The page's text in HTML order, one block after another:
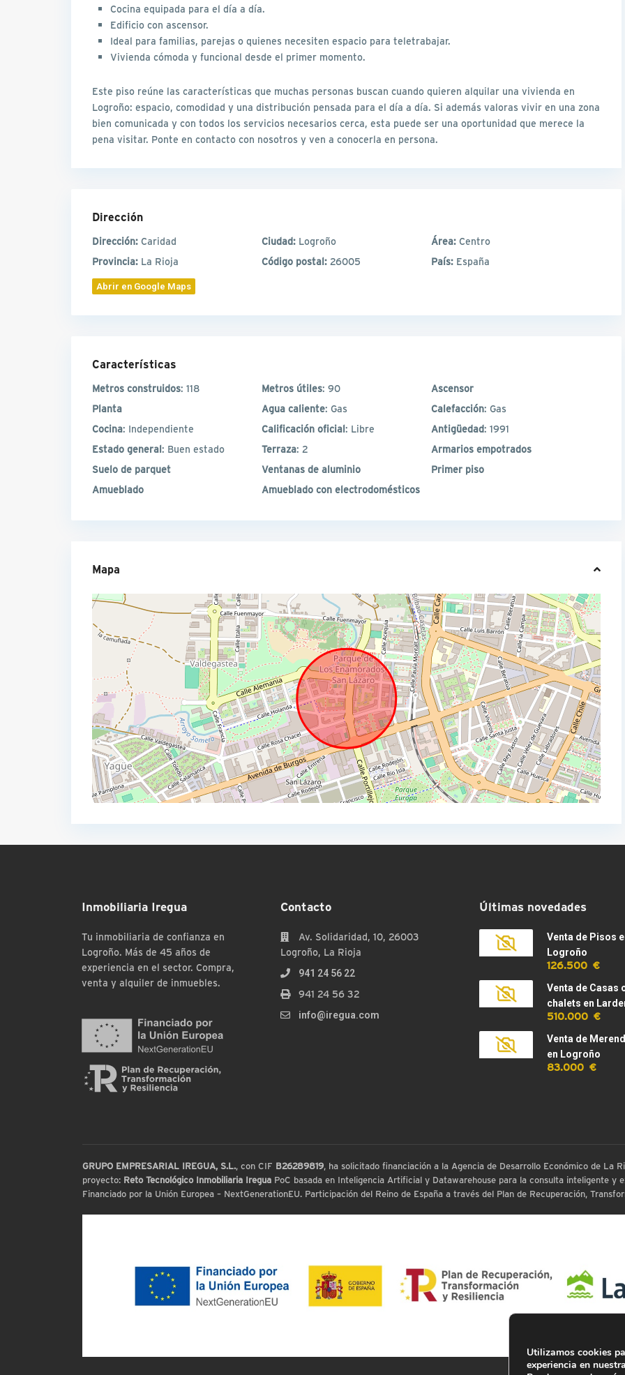
Cocina equipada para el día a día.
Edificio con ascensor.
Ideal para familias, parejas o quienes necesiten espacio para teletrabajar.
Vivienda cómoda y funcional desde el primer momento.
Este piso reúne las características que muchas personas buscan cuando quieren alquilar una vivienda en
Logroño: espacio, comodidad y una distribución pensada para el día a día. Si además valoras vivir en una zona
bien comunicada y con todos los servicios necesarios cerca, esta puede ser una oportunidad que merece la
pena visitar. Ponte en contacto con nosotros y ven a conocerla en persona.
Dirección
Dirección: Caridad Ciudad: Logroño Área: Centro
Provincia: La Rioja Código postal: 26005 País: España
Abrir en Google Maps
Características
Metros construidos: 118 Metros útiles: 90
Ascensor
Planta
Agua caliente: Gas Calefacción: Gas
Cocina: Independiente Calificación oficial: Libre Antigüedad: 1991
Estado general: Buen estado Terraza: 2
Armarios empotrados
Suelo de parquet
Ventanas de aluminio
Primer piso
Amueblado
Amueblado con electrodomésticos
Mapa
Inmobiliaria Iregua
Tu inmobiliaria de confianza en
Logroño. Más de 45 años de
experiencia en el sector. Compra,
venta y alquiler de inmuebles.
Contacto
Av. Solidaridad, 10, 26003
Logroño, La Rioja
941 24 56 22
941 24 56 32
info@iregua.com
Últimas novedades
Venta de Pisos
Logroño
126.500 €
Venta de Casas
chalets en
510.000 €
Venta de
en Logroño
83.000 €
GRUPO EMPRESARIAL IREGUA, S.L., con CIF B26289819, ha solicitado financiación a la Agencia de Desarrollo Económico de La
proyecto: Reto Tecnológico Inmobiliaria IreguaPoC basada en Inteligencia Artificial y Datawarehouse para la consulta inteligente y
Financiado por la Unión Europea – NextGenerationEU. Participación del Reino de España a través del Plan de Recuperación,
Utilizamos cookies
experiencia en